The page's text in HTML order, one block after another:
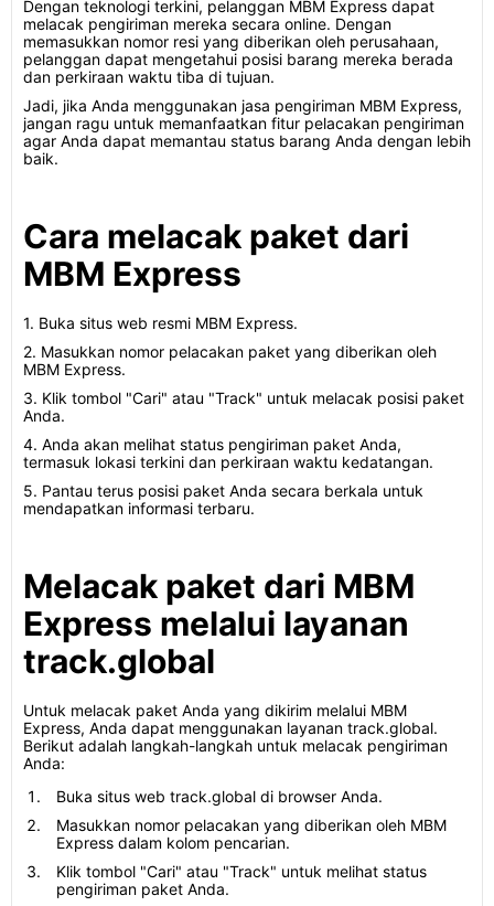
Dengan teknologi terkini, pelanggan MBM Express dapat
melacak pengiriman mereka secara online. Dengan
memasukkan nomor resi yang diberikan oleh perusahaan,
pelanggan dapat mengetahui posisi barang mereka berada
dan perkiraan waktu tiba di tujuan.
Jadi, jika Anda menggunakan jasa pengiriman MBM Express,
jangan ragu untuk memanfaatkan fitur pelacakan pengiriman
agar Anda dapat memantau status barang Anda dengan lebih
baik.
Cara melacak paket dari
MBM Express
1. Buka situs web resmi MBM Express.
2. Masukkan nomor pelacakan paket yang diberikan oleh
MBM Express.
3. Klik tombol "Cari" atau "Track" untuk melacak posisi paket
Anda.
4. Anda akan melihat status pengiriman paket Anda,
termasuk lokasi terkini dan perkiraan waktu kedatangan.
5. Pantau terus posisi paket Anda secara berkala untuk
mendapatkan informasi terbaru.
Melacak paket dari MBM
Express melalui layanan
track.global
Untuk melacak paket Anda yang dikirim melalui MBM
Express, Anda dapat menggunakan layanan track.global.
Berikut adalah langkah-langkah untuk melacak pengiriman
Anda:
Buka situs web track.global di browser Anda.
Masukkan nomor pelacakan yang diberikan oleh MBM
Express dalam kolom pencarian.
Klik tombol "Cari" atau "Track" untuk melihat status
pengiriman paket Anda.